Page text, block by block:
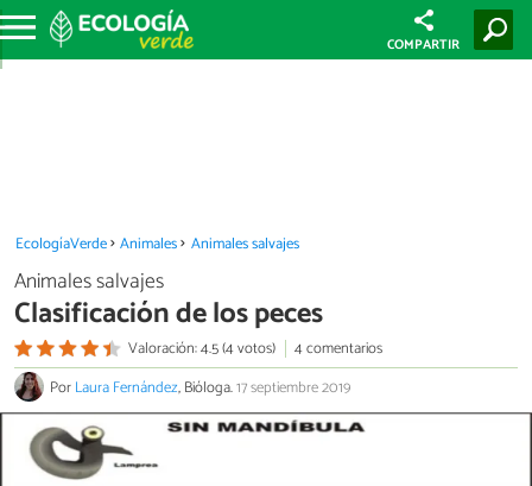
COMPARTIR
EcologíaVerde Animales Animales salvajes
Animales salvajes
Clasificación de los peces
Valoración: 4.5 (4 votos)
4 comentarios
PorLaura Fernández, Bióloga.17 septiembre 2019